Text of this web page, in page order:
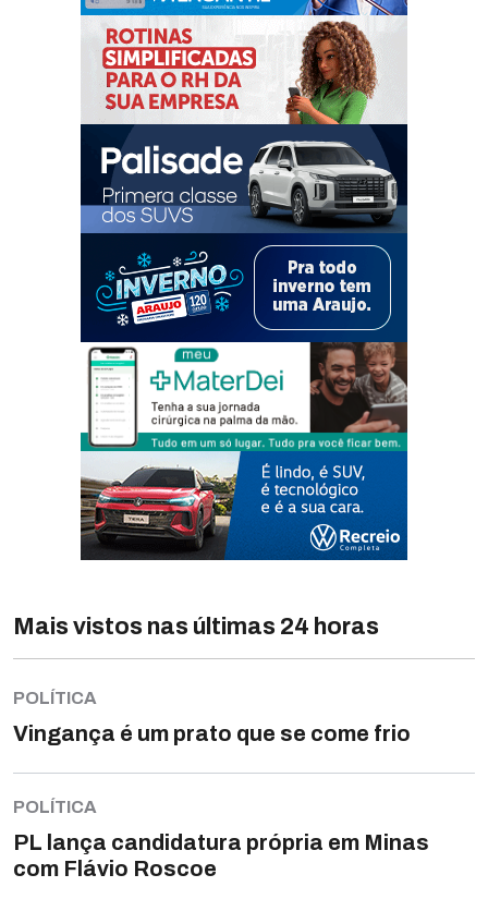
Mais vistos nas últimas 24 horas
POLÍTICA
Vingança é um prato que se come frio
POLÍTICA
PL lança candidatura própria em Minas
com Flávio Roscoe